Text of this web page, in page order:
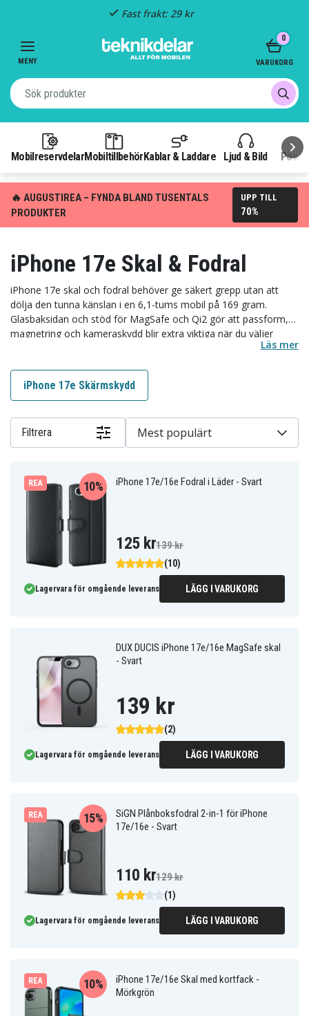
Fast frakt: 29 kr
MENY
MobilreservdelarMobiltillbehör Kablar & Laddare Ljud & Bild
0
VARUKORG
🔥 AUGUSTIREA – FYNDA BLAND TUSENTALS
PRODUKTER
UPP TILL
70%
iPhone 17e Skal & Fodral
iPhone 17e skal och fodral behöver ge säkert grepp utan att
dölja den tunna känslan i en 6,1-tums mobil på 169 gram.
Glasbaksidan och stöd för MagSafe och Qi2 gör att passform,
magnetring och kameraskydd blir extra viktiga när du väljer
I vårt sortiment kan du välja mellan silikonskal, ultratunna skal,
MagSafe-skal, kortskal, glittermodeller och plånboksfodral i flera
kortförvaring, magnetisk kompatibilitet eller mer stötdämpning
längre ner på sidan.
Läs mer
iPhone 17e Skärmskydd
Filtrera Mest populärt
REA iPhone 17e/16e Fodral i Läder - Svart
(10)
10%
125 kr139 kr
Lagervara för omgående leverans LÄGG I VARUKORG
DUX DUCIS iPhone 17e/16e MagSafe skal
- Svart
(2)
139 kr
Lagervara för omgående leverans LÄGG I VARUKORG
REA
SiGN Plånboksfodral 2-in-1 för iPhone
17e/16e - Svart
(1)
15%
110 kr129 kr
Lagervara för omgående leverans LÄGG I VARUKORG
REA
iPhone 17e/16e Skal med kortfack -
Mörkgrön
10%